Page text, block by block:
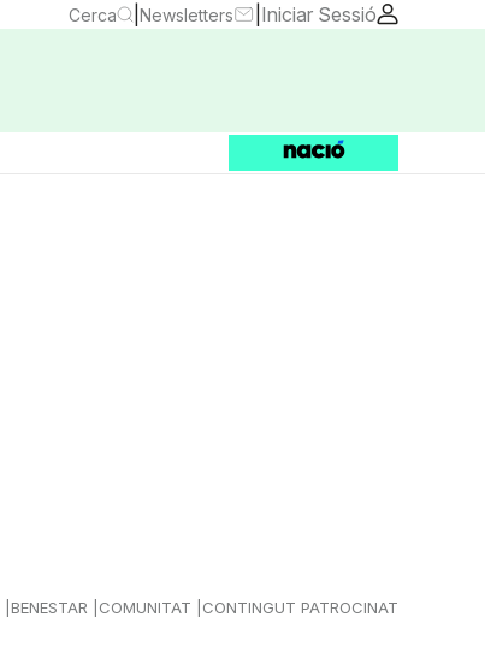
Cerca Newsletters Iniciar Sessió
BENESTAR COMUNITAT CONTINGUT PATROCINAT